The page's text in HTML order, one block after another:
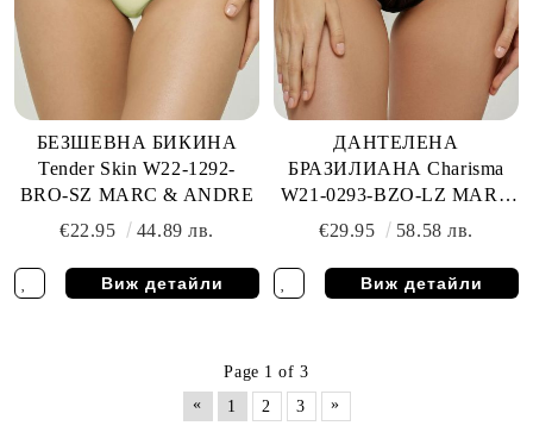
БЕЗШЕВНА БИКИНА
Tender Skin W22-1292-
BRO-SZ MARC & ANDRE
€22.95
44.89 лв.
Виж детайли
ДАНТЕЛЕНА
БРАЗИЛИАНА Charisma
W21-0293-BZO-LZ MARC
& ANDRE
€29.95 58.58 лв.
Виж детайли
Page 1 of 3
«
1 2 3 »